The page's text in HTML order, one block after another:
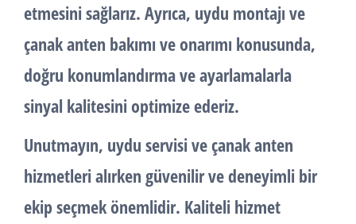
etmesini sağlarız. Ayrıca, uydu montajı ve
çanak anten bakımı ve onarımı konusunda,
doğru konumlandırma ve ayarlamalarla
sinyal kalitesini optimize ederiz.
Unutmayın, uydu servisi ve çanak anten
hizmetleri alırken güvenilir ve deneyimli bir
ekip seçmek önemlidir. Kaliteli hizmet